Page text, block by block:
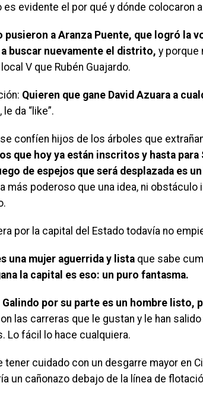
es evidente el por qué y dónde colocaron
pusieron a Aranza Puente, que logró la
a buscar nuevamente el distrito, y porque
V que Rubén Guajardo.
Quieren que gane David Azuara a
le da “like”.
confíen hijos de los árboles que
que hoy ya están inscritos y hasta para
de espejos que será desplazada es
más poderoso que una idea, ni
por la capital del Estado todavía no
una mujer aguerrida y lista que sabe
la capital es eso: un puro fantasma.
Galindo por su parte es un hombre
las carreras que le gustan y le han
Lo fácil lo hace cualquiera.
tener cuidado con un desgarre mayor en
un cañonazo debajo de la línea de